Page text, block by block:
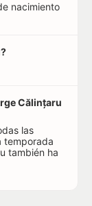
nacimiento
Călințaru
las
temporada
también ha